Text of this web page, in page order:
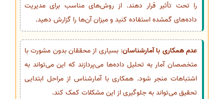
را تحت تأثیر قرار دهند. از روش‌های مناسب برای مدیریت
داده‌های گمشده استفاده کنید و میزان آن‌ها را گزارش دهید.
عدم همکاری با آمارشناسان: بسیاری از محققان بدون مشورت با
متخصصان آمار به تحلیل داده‌ها می‌پردازند که این می‌تواند به
اشتباهات منجر شود. همکاری با آمارشناس از مراحل ابتدایی
تحقیق می‌تواند به جلوگیری از این مشکلات کمک کند.